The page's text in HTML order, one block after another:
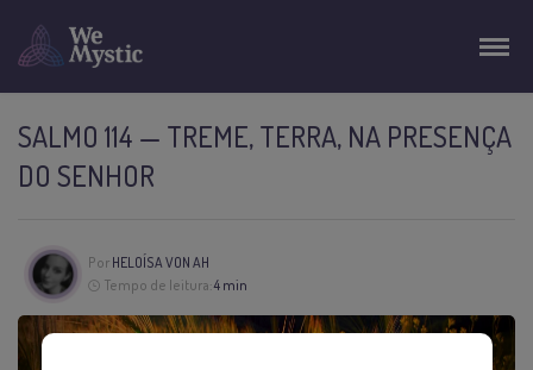
SALMO 114 — TREME, TERRA, NA PRESENÇA
DO SENHOR
Por HELOÍSA VON AH
Tempo de leitura:4 min